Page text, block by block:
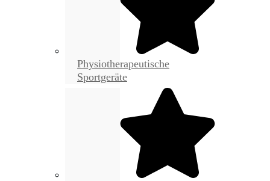
Physiotherapeutische
Sportgeräte